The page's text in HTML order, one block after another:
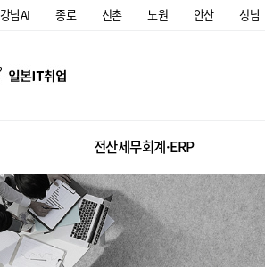
강남AI 종로 신촌 노원 안산 성남
전산세무회계·ERP